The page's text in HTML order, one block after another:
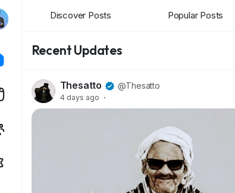
Discover Posts Popular Posts
Recent Updates
Thesatto @Thesatto
4 days ago ·